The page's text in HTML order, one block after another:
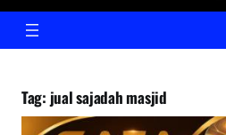
Tag: jual sajadah masjid